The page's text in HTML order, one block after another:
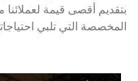
بتقديم أقصى قيمة
المخصصة التي تلبي